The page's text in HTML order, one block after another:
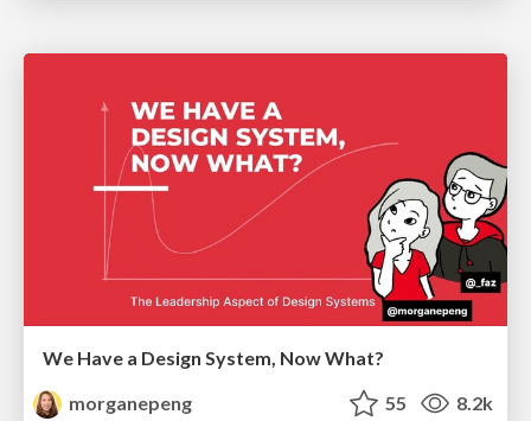
We Have a Design System, Now What?
morganepeng
55 8.2k